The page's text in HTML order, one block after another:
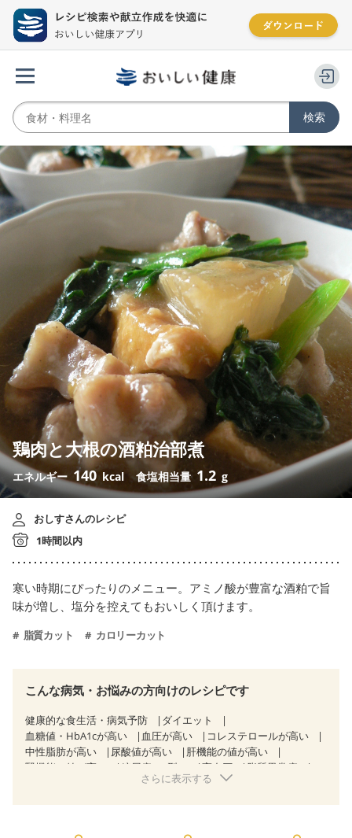
鶏肉と大根の酒粕治部煮
エネルギー 140 kcal 食塩相当量 1.2 g
おしすさんのレシピ
1時間以内
寒い時期にぴったりのメニュー。アミノ酸が豊富な酒粕で旨
味が増し、塩分を控えてもおいしく頂けます。
脂質カット カロリーカット
こんな病気・お悩みの方向けのレシピです
健康的な食生活・病気予防
ダイエット
血糖値・HbA1cが高い
血圧が高い
コレステロールが高い
中性脂肪が高い
尿酸値が高い
肝機能の値が高い
腎機能の値が高い
糖尿病（2型） 高血圧
脂質異常症
狭心症 心筋梗塞
さらに表示する